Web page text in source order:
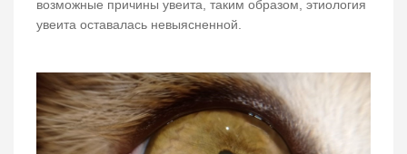
возможные причины увеита, таким образом, этиология
увеита оставалась невыясненной.